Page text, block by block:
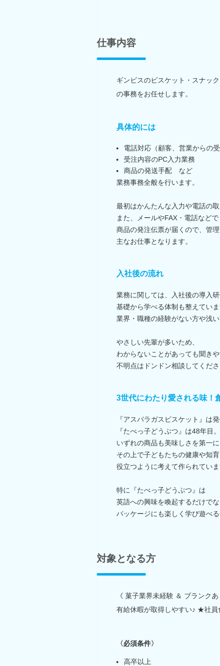
仕事内容
ギンビスのビスケット・スナッ
の事務をお任せします。
具体的には
電話対応（顧客、営業からの
受注内容のPC入力業務
商品の発送手配 など
業務事務全般を行います。
最初はかんたんな入力や電話の
また、メールやFAX・電話などで
商品の発注伝票が届くので、管
主なお仕事となります。
入社後の流れ
業務に関しては、入社後の導入
基礎から学べる体制も整えてい
業界・職種の経験がない方や浅
やさしい先輩が多いため、
わからないことがあっても聞き
不明点はドンドン相談してくだ
3世代にわたり愛される味！
『アスパラガスビスケット』は
『たべっ子どうぶつ』は48年目。
いずれの商品も美味しさを第一に
その上で子どもたちの健康や知
役立つように考えて作られてい
特に『たべっ子どうぶつ』は
英語への興味を喚起するだけで
パッケージにも楽しく学び遊べ
対象となる方
《 菓子業界未経験 ＆ ブランク
有給休暇が取得しやすい♪ ★社員
〈必須条件〉
高卒以上